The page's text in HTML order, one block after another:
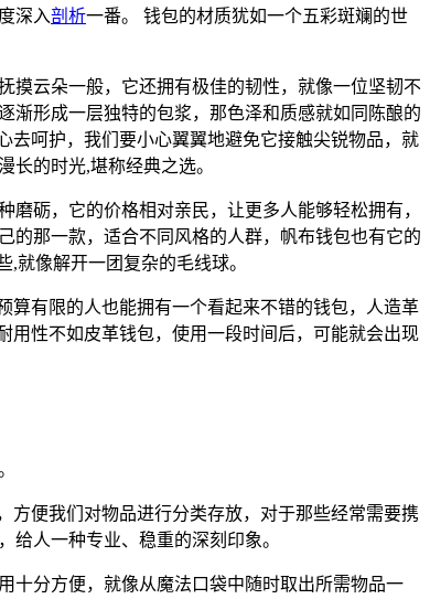
深入剖析一番。 钱包的材质犹如一个五彩斑斓的世
摸云朵一般，它还拥有极佳的韧性，就像一位坚韧不
渐形成一层独特的包浆，那色泽和质感就如同陈酿的
去呵护，我们要小心翼翼地避免它接触尖锐物品，就
的时光,堪称经典之选。
砺，它的价格相对亲民，让更多人能够轻松拥有，
的那一款，适合不同风格的人群，帆布钱包也有它的
就像解开一团复杂的毛线球。
算有限的人也能拥有一个看起来不错的钱包，人造革
用性不如皮革钱包，使用一段时间后，可能就会出现
方便我们对物品进行分类存放，对于那些经常需要携
人一种专业、稳重的深刻印象。
十分方便，就像从魔法口袋中随时取出所需物品一